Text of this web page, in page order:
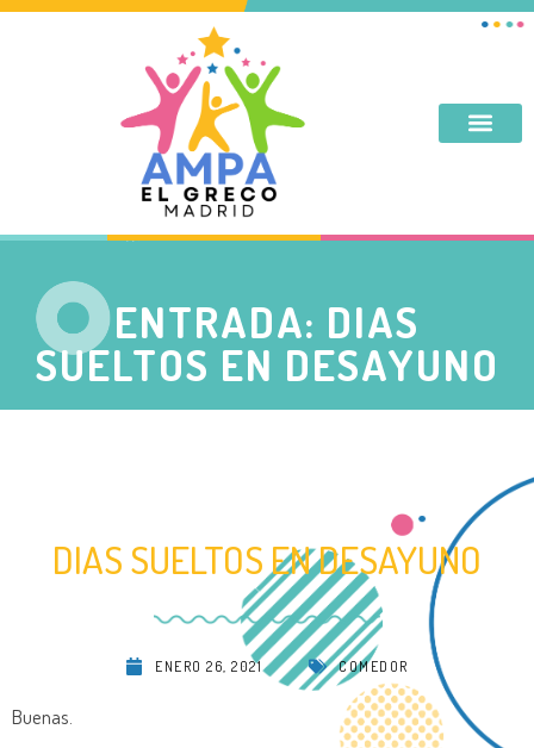
ENTRADA: DIAS
SUELTOS EN DESAYUNO
DIAS SUELTOS EN DESAYUNO
ENERO 26, 2021 COMEDOR
Buenas.